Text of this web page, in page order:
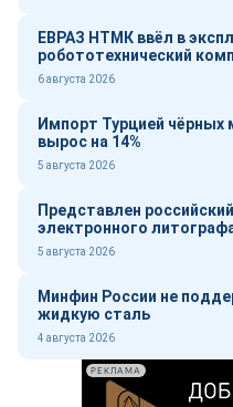
ЕВРАЗ НТМК ввёл в
робототехнический
6 августа 2026
Импорт Турцией чёрных
вырос на 14%
5 августа 2026
Представлен
электронного
5 августа 2026
Минфин России не
жидкую сталь
4 августа 2026
РЕКЛАМА